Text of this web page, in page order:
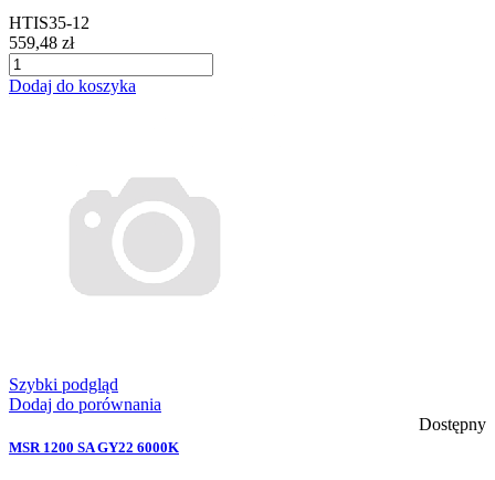
HTIS35-12
559,48 zł
Dodaj do koszyka
Szybki podgląd
Dodaj do porównania
Dostępny
MSR 1200 SA GY22 6000K